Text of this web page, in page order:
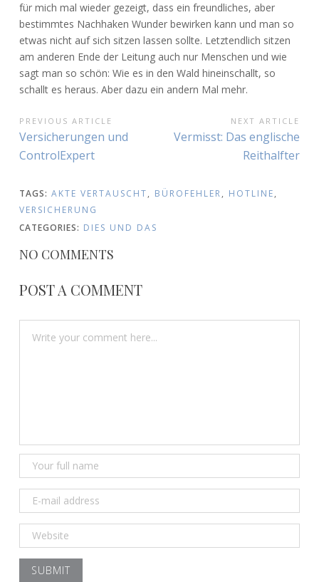
für mich mal wieder gezeigt, dass ein freundliches, aber
bestimmtes Nachhaken Wunder bewirken kann und man so
etwas nicht auf sich sitzen lassen sollte. Letztendlich sitzen
am anderen Ende der Leitung auch nur Menschen und wie
sagt man so schön: Wie es in den Wald hineinschallt, so
schallt es heraus. Aber dazu ein andern Mal mehr.
BEITRAGSNAVIGATION
PREVIOUS ARTICLE
Previous
Article:
Versicherungen und
ControlExpert
NEXT ARTICLE
Next
Vermisst: Das englische
Reithalfter
TAGS: AKTE VERTAUSCHT, BÜROFEHLER, HOTLINE,
VERSICHERUNG
CATEGORIES: DIES UND DAS
NO COMMENTS
POST A COMMENT